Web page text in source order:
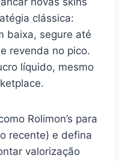
clássica:
baixa, segure até
revenda no pico.
líquido, mesmo
Rolimon’s para
recente) e defina
valorização